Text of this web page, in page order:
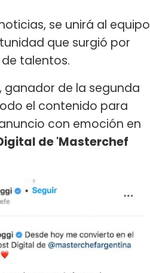
se unirá al equipo
que surgió por
talentos.
, ganador de la segunda
el contenido para
con emoción en
de 'Masterchef